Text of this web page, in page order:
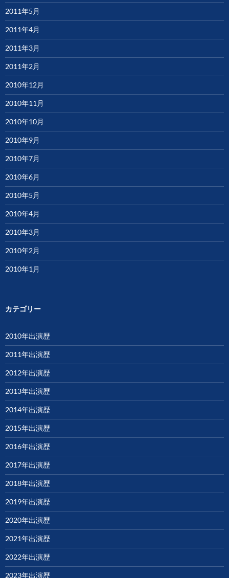
2011年5月
2011年4月
2011年3月
2011年2月
2010年12月
2010年11月
2010年10月
2010年9月
2010年7月
2010年6月
2010年5月
2010年4月
2010年3月
2010年2月
2010年1月
カテゴリー
2010年出演歴
2011年出演歴
2012年出演歴
2013年出演歴
2014年出演歴
2015年出演歴
2016年出演歴
2017年出演歴
2018年出演歴
2019年出演歴
2020年出演歴
2021年出演歴
2022年出演歴
2023年出演歴